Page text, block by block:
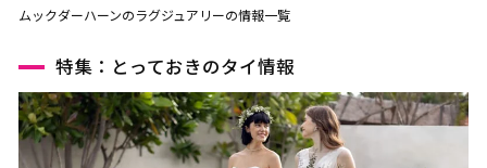
ムックダーハーンのラグジュアリーの情報一覧
特集：とっておきのタイ情報